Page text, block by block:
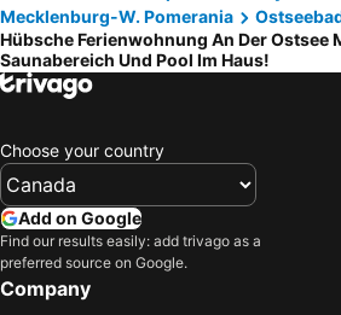
Mecklenburg-W. Pomerania
Hübsche Ferienwohnung An Der Ostsee
Saunabereich Und Pool Im Haus!
Choose your country
Add on Google
Find our results easily: add trivago as a
preferred source on Google.
Company